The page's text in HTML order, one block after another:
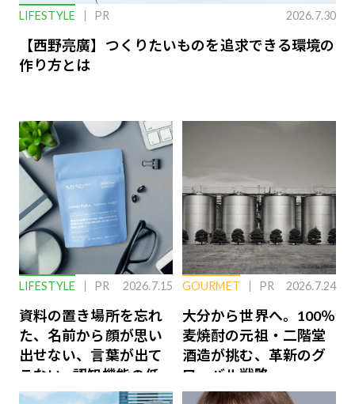
LIFESTYLE PR 2026.7.30
【西野亮廣】つくりたいものを追求できる環境の
作り方とは
LIFESTYLE PR 2026.7.15
資料の置き場所を忘れ
た、名前から顔が思い
出せない、言葉が出て
こない…認知機能の低
下を救う、脳のインナ
GOURMET PR 2026.7.24
大分から世界へ。100％
麦焼酎の元祖・二階堂
酒造が挑む、革新のグ
ローバル戦略